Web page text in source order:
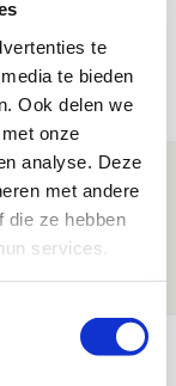
te
te bieden
Ook delen we
onze
analyse. Deze
met andere
die ze hebben
services.
begin
1? Dat